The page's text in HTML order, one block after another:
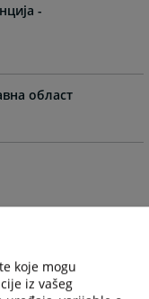
-
област
koje mogu
iz vašeg